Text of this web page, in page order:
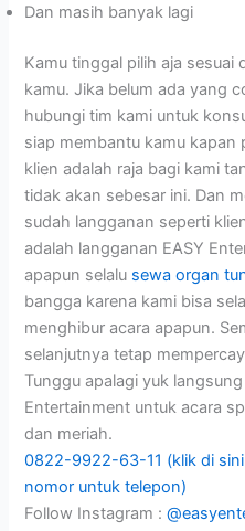
Dan masih banyak lagi
Kamu tinggal pilih aja sesuai
kamu. Jika belum ada yang
hubungi tim kami untuk
siap membantu kamu kapan
klien adalah raja bagi kami
tidak akan sebesar ini. Dan
sudah langganan seperti
adalah langganan EASY
apapun selalu sewa organ
bangga karena kami bisa
menghibur acara apapun.
selanjutnya tetap
Tunggu apalagi yuk
Entertainment untuk acara
dan meriah.
0822-9922-63-11 (klik di
nomor untuk telepon)
Follow Instagram :